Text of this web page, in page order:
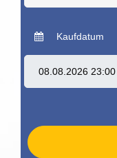
Kaufdatum